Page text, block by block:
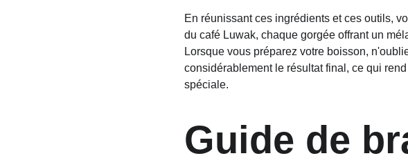
En réunissant ces ingrédients et ces outils,
du café Luwak, chaque gorgée offrant un
Lorsque vous préparez votre boisson,
considérablement le résultat final, ce qui
spéciale.
Guide de